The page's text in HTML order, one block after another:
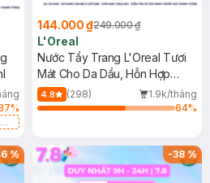
%
144.000 ₫249.000 ₫
L'Oreal
Nước Tẩy Trang L'Oreal Tươi
Mát Cho Da Dầu, Hỗn Hợp
400ml
4.8 (298)
1.9k/tháng
64%
% -38%